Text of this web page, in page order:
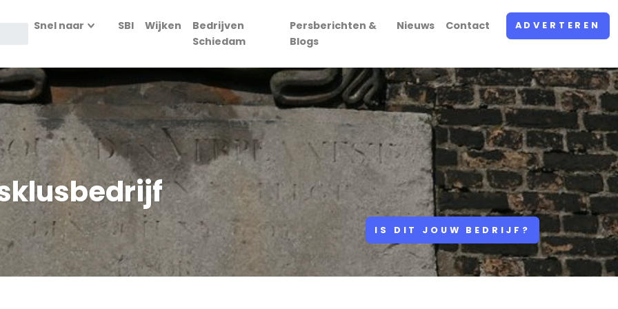
Snel naar SBI Wijken
Bedrijven
Schiedam
Persberichten &
Blogs
Nieuws Contact ADVERTEREN
IS DIT JOUW BEDRIJF?